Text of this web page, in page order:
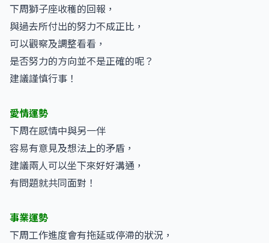
下周獅子座收穫的回報，
與過去所付出的努力不成正比，
可以觀察及調整看看，
是否努力的方向並不是正確的呢？
建議謹慎行事！
愛情運勢
下周在感情中與另一伴
容易有意見及想法上的矛盾，
建議兩人可以坐下來好好溝通，
有問題就共同面對！
事業運勢
下周工作進度會有拖延或停滯的狀況，